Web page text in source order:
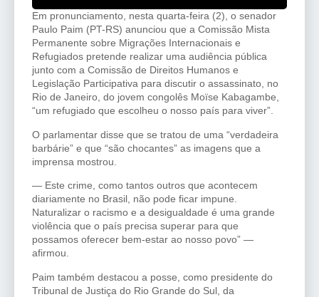
Em pronunciamento, nesta quarta-feira (2), o senador
Paulo Paim (PT-RS) anunciou que a Comissão Mista
Permanente sobre Migrações Internacionais e
Refugiados pretende realizar uma audiência pública
junto com a Comissão de Direitos Humanos e
Legislação Participativa para discutir o assassinato, no
Rio de Janeiro, do jovem congolês Moïse Kabagambe,
“um refugiado que escolheu o nosso país para viver”.
O parlamentar disse que se tratou de uma “verdadeira
barbárie” e que “são chocantes” as imagens que a
imprensa mostrou.
— Este crime, como tantos outros que acontecem
diariamente no Brasil, não pode ficar impune.
Naturalizar o racismo e a desigualdade é uma grande
violência que o país precisa superar para que
possamos oferecer bem-estar ao nosso povo” —
afirmou.
Paim também destacou a posse, como presidente do
Tribunal de Justiça do Rio Grande do Sul, da